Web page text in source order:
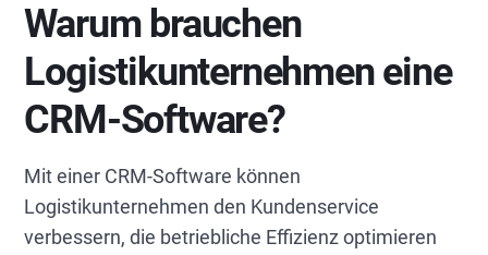
Warum brauchen
Logistikunternehmen eine
CRM-Software?
Mit einer CRM-Software können
Logistikunternehmen den Kundenservice
verbessern, die betriebliche Effizienz optimieren